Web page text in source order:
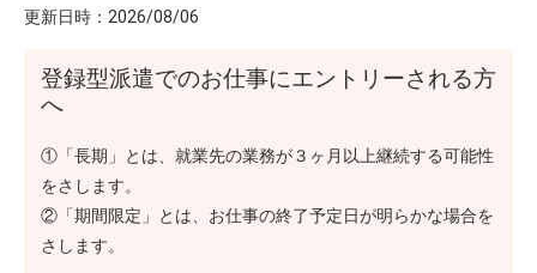
更新日時： 2026/08/06
登録型派遣でのお仕事にエントリーされる方
へ
①「長期」とは、就業先の業務が３ヶ月以上継続する可能性
をさします。
②「期間限定」とは、お仕事の終了予定日が明らかな場合を
さします。